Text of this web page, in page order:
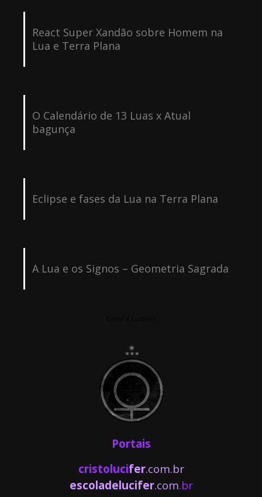
React Super Xandão sobre Homem na
Lua e Terra Plana
O Calendário de 13 Luas x Atual
bagunça
Eclipse e fases da Lua na Terra Plana
A Lua e os Signos – Geometria Sagrada
Portais
cristolucifer.com.br
escoladelucifer.com.br